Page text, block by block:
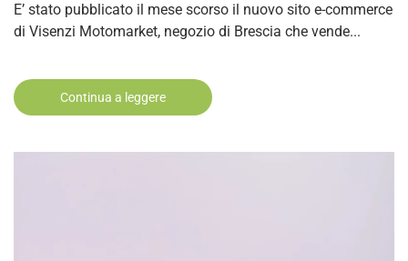
E’ stato pubblicato il mese scorso il nuovo sito e-commerce
di Visenzi Motomarket, negozio di Brescia che vende...
Continua a leggere